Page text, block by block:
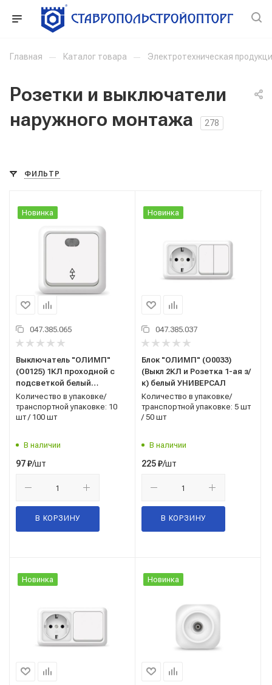
Главная — Каталог товара — Электротехническая
Розетки и выключатели
наружного монтажа
278
ФИЛЬТР
Новинка
047.385.065
Выключатель "ОЛИМП"
(О0125) 1КЛ проходной с
подсветкой белый
УНИВЕРСАЛ
Количество в упаковке/
транспортной упаковке: 10
шт / 100 шт
В наличии
97₽/шт
В КОРЗИНУ
Новинка
047.385.037
Блок "ОЛИМП" (O0033)
(Выкл 2КЛ и Розетка 1-ая з/
к) белый УНИВЕРСАЛ
Количество в упаковке/
транспортной упаковке: 5 шт
/ 50 шт
В наличии
225₽/шт
В КОРЗИНУ
Новинка Новинка